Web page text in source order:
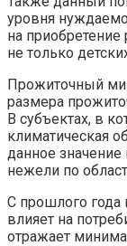
уровня
на
не только
Прожиточный
размера
В субъектах, в
климатическая
данное
нежели по
С прошлого
влияет на
отражает